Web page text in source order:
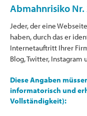
Abmahnrisiko Nr.
Jeder, der eine
haben, durch das er
Internetauftritt Ihrer
Blog, Twitter, Instagram
Diese Angaben
informatorisch und
Vollständigkeit):